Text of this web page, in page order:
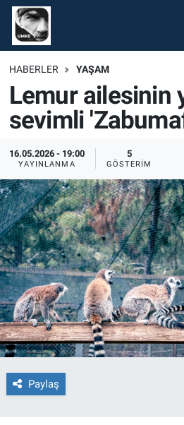
HABERLER YAŞAM
Lemur ailesinin
sevimli
16.05.2026 - 19:00
YAYINLANMA
5
GÖSTERIM
Paylaş
Gündem
Ekonomi
Spor
Magazin
Tüm Haberler
İletişim
Künye
Nöbetçi Eczaneler
Hava Durumu
Namaz Vakitleri
Trafik Durumu
Süper Lig Puan Durumu
Tüm Manşetler
Son Dakika Haberleri
Haber Arşivi